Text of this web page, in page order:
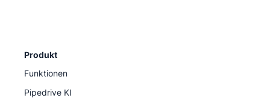
Produkt
Funktionen
Pipedrive KI